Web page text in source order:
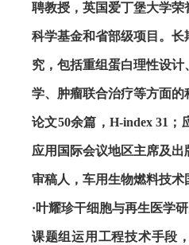
聘教授，英国爱丁堡大学荣
科学基金和省部级项目。
究，包括重组蛋白理性设
学、肿瘤联合治疗等方面
论文50余篇，H-index 31 ；
应用国际会议地区主席及出
审稿人，车用生物燃料技
·叶耀珍干细胞与再生医学
课题组运用工程技术手段